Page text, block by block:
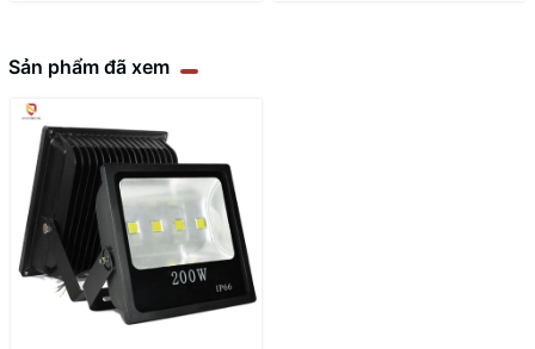
Sản phẩm đã xem